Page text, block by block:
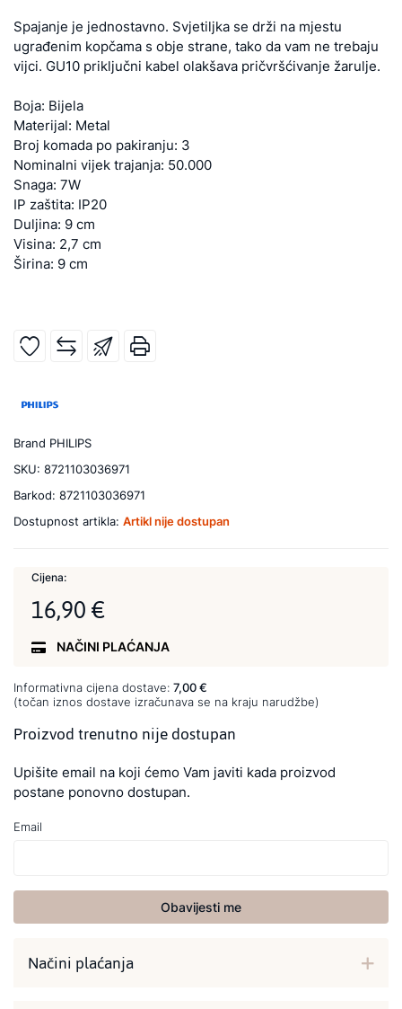
Spajanje je jednostavno. Svjetiljka se drži na mjestu
ugrađenim kopčama s obje strane, tako da vam ne trebaju
vijci. GU10 priključni kabel olakšava pričvršćivanje žarulje.
Boja: Bijela
Materijal: Metal
Broj komada po pakiranju: 3
Nominalni vijek trajanja: 50.000
Snaga: 7W
IP zaštita: IP20
Duljina: 9 cm
Visina: 2,7 cm
Širina: 9 cm
Brand PHILIPS
SKU: 8721103036971
Barkod: 8721103036971
Dostupnost artikla: Artikl nije dostupan
Cijena:
16,90 €
NAČINI PLAĆANJA
Informativna cijena dostave: 7,00 €
(točan iznos dostave izračunava se na kraju narudžbe)
Proizvod trenutno nije dostupan
Upišite email na koji ćemo Vam javiti kada proizvod
postane ponovno dostupan.
Email
Obavijesti me
Načini plaćanja